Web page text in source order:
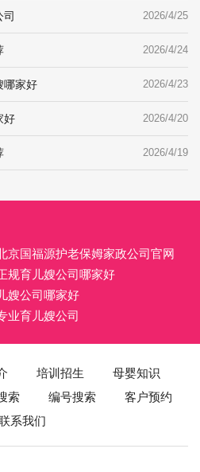
2026/4/25
2026/4/24
哪家好 2026/4/23
好 2026/4/20
2026/4/19
京国福源护老保姆家政公司官网
规育儿嫂公司哪家好
嫂公司哪家好
业育儿嫂公司
培训招生
母婴知识
索 编号搜索
客户预约
系我们